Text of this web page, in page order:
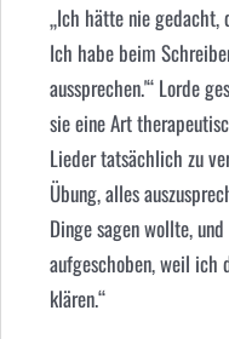
„Ich hätte nie gedacht,
Ich habe beim
aussprechen.'“ Lorde
sie eine Art
Lieder tatsächlich zu
Übung, alles
Dinge sagen wollte,
aufgeschoben, weil ich
klären.“